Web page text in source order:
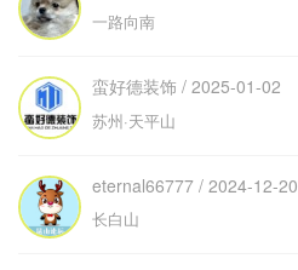
一路向南
蛮好德装饰 / 2025-01-02
苏州·天平山
eternal66777 / 2024-12-20
长白山